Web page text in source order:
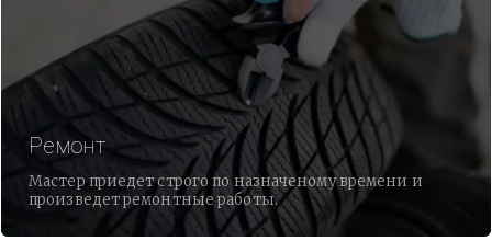
Ремонт
Мастер приедет строго по назначеному времени и
произведет ремонтные работы.